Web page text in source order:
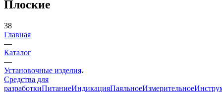
Плоские
38
Главная
—
Каталог
—
Установочные изделия
Средства для
разработкиПитаниеИндикацияПаяльноеИзмерительное